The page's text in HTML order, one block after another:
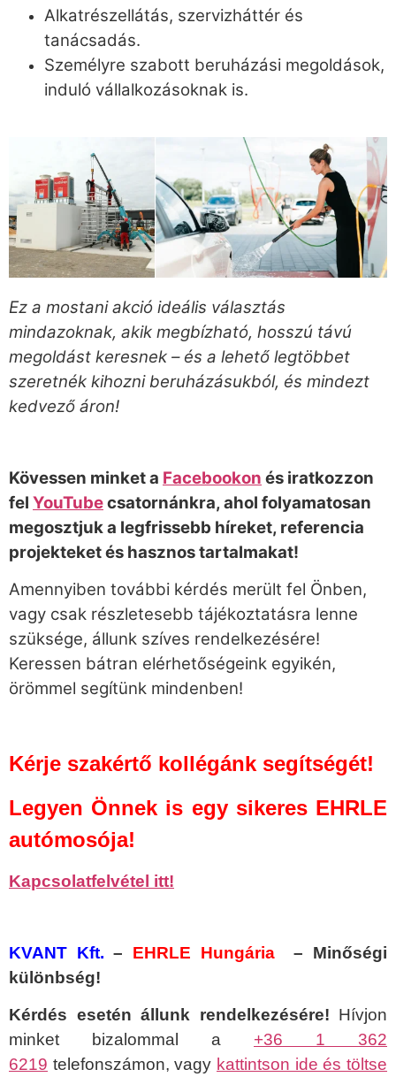
Alkatrészellátás, szervizháttér és
tanácsadás.
Személyre szabott beruházási megoldások,
induló vállalkozásoknak is.
Ez a mostani akció ideális választás
mindazoknak, akik megbízható, hosszú távú
megoldást keresnek – és a lehető legtöbbet
szeretnék kihozni beruházásukból, és mindezt
kedvező áron!
Kövessen minket a Facebookon és iratkozzon
fel YouTubecsatornánkra, ahol folyamatosan
megosztjuk a legfrissebb híreket, referencia
projekteket és hasznos tartalmakat!
Amennyiben további kérdés merült fel Önben,
vagy csak részletesebb tájékoztatásra lenne
szüksége, állunk szíves rendelkezésére!
Keressen bátran elérhetőségeink egyikén,
örömmel segítünk mindenben!
Kérje szakértő kollégánk segítségét!
Legyen Önnek is egy sikeres EHRLE
autómosója!
Kapcsolatfelvétel itt!
KVANT Kft. – EHRLE Hungária– Minőségi
különbség!
Kérdés esetén állunk rendelkezésére! Hívjon
minket bizalommal a +36 1 362
6219 telefonszámon, vagy kattintson ide és töltse